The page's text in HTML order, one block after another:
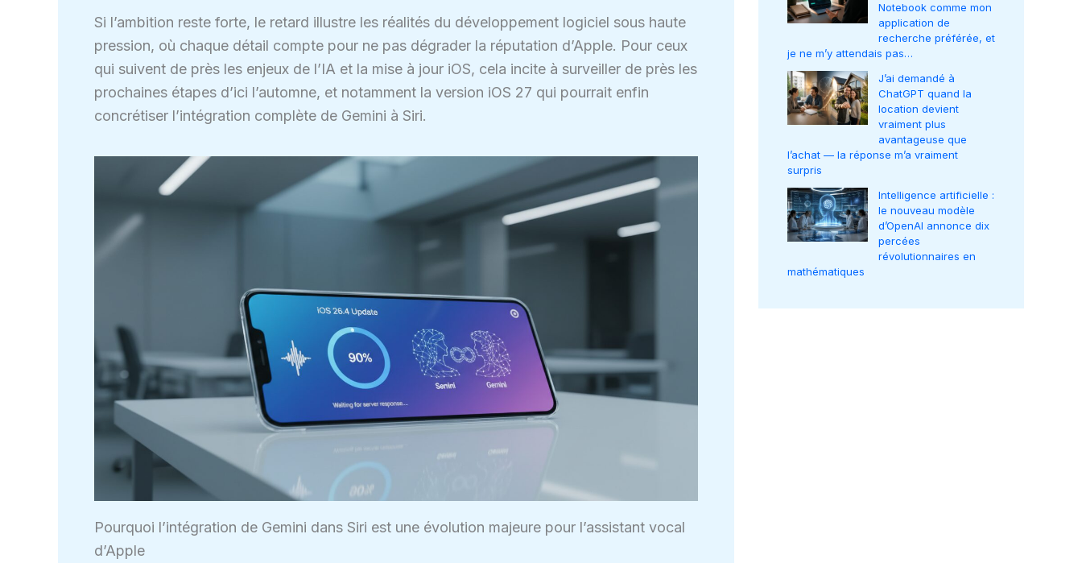
Si l’ambition reste forte, le retard illustre les réalités du développement logiciel sous haute
pression, où chaque détail compte pour ne pas dégrader la réputation d’Apple. Pour ceux
qui suivent de près les enjeux de l’IA et la mise à jour iOS, cela incite à surveiller de près les
prochaines étapes d’ici l’automne, et notamment la version iOS 27 qui pourrait enfin
concrétiser l’intégration complète de Gemini à Siri.
Pourquoi l’intégration de Gemini dans Siri est une évolution majeure pour l’assistant vocal
d’Apple
Notebook comme mon
application de
recherche préférée, et
je ne m’y attendais pas…
J’ai demandé à
ChatGPT quand la
location devient
vraiment plus
avantageuse que
l’achat — la réponse m’a vraiment
surpris
Intelligence artificielle :
le nouveau modèle
d’OpenAI annonce dix
percées
révolutionnaires en
mathématiques